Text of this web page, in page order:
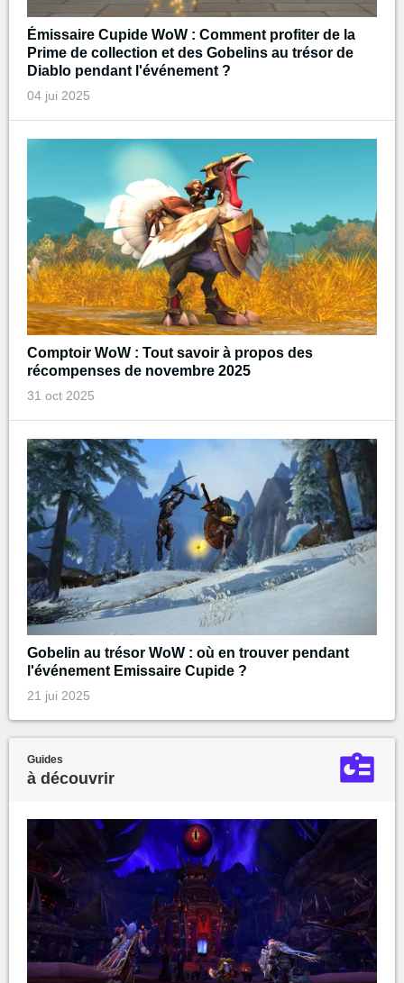
Émissaire Cupide WoW : Comment profiter de la
Prime de collection et des Gobelins au trésor de
Diablo pendant l'événement ?
04 jui 2025
Comptoir WoW : Tout savoir à propos des
récompenses de novembre 2025
31 oct 2025
Gobelin au trésor WoW : où en trouver pendant
l'événement Emissaire Cupide ?
21 jui 2025
Guides
à découvrir